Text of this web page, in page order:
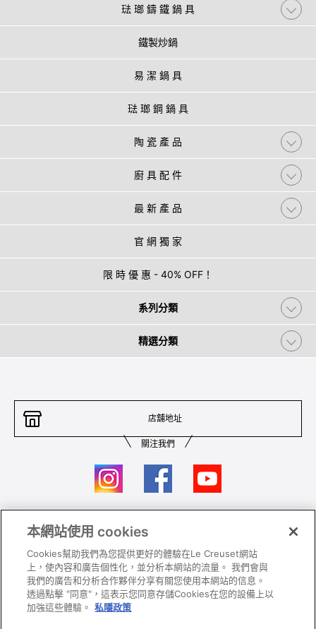
琺 瑯 鑄 鐵 鍋 具
鐵製炒鍋
易 潔 鍋 具
琺 瑯 鋼 鍋 具
陶 瓷 產 品
廚 具 配 件
最 新 產 品
官 網 獨 家
限 時 優 惠 - 40% OFF！
系列分類
精選分類
店舖地址
關注我們
聯絡我們
私隱政策 保養及使用
加入我們 Super MEGA SALE 條款及細則​
本網站使用 cookies
Cookies幫助我們為您提供更好的體驗在Le Creuset網站
上，使內容和廣告個性化，並分析本網站的流量。 我們會與
我們的廣告和分析合作夥伴分享有關您使用本網站的信息。
透過點擊 "同意"，這表示您同意存儲Cookies在您的設備上以
加強這些體驗。 私隱政策